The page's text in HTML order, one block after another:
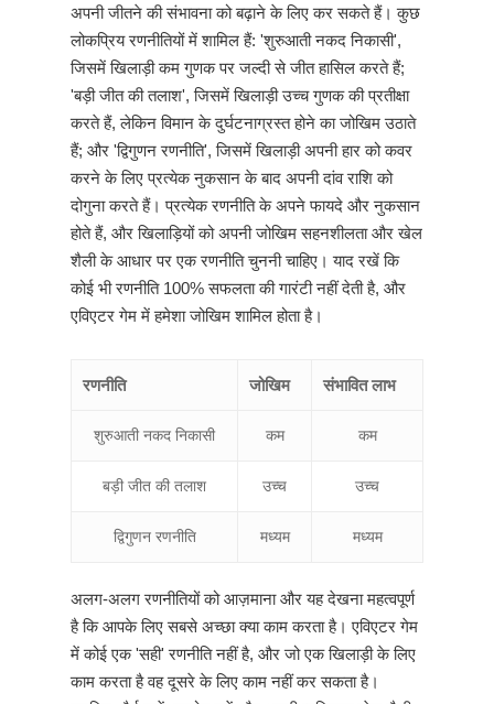
अपनी जीतने की संभावना को बढ़ाने के लिए कर सकते हैं। कुछ
लोकप्रिय रणनीतियों में शामिल हैं: 'शुरुआती नकद निकासी',
जिसमें खिलाड़ी कम गुणक पर जल्दी से जीत हासिल करते हैं;
'बड़ी जीत की तलाश', जिसमें खिलाड़ी उच्च गुणक की प्रतीक्षा
करते हैं, लेकिन विमान के दुर्घटनाग्रस्त होने का जोखिम उठाते
हैं; और 'द्विगुणन रणनीति', जिसमें खिलाड़ी अपनी हार को कवर
करने के लिए प्रत्येक नुकसान के बाद अपनी दांव राशि को
दोगुना करते हैं। प्रत्येक रणनीति के अपने फायदे और नुकसान
होते हैं, और खिलाड़ियों को अपनी जोखिम सहनशीलता और खेल
शैली के आधार पर एक रणनीति चुननी चाहिए। याद रखें कि
कोई भी रणनीति 100% सफलता की गारंटी नहीं देती है, और
एविएटर गेम में हमेशा जोखिम शामिल होता है।
रणनीति जोखिम संभावित लाभ
शुरुआती नकद निकासी कम कम
बड़ी जीत की तलाश उच्च उच्च
द्विगुणन रणनीति मध्यम मध्यम
अलग-अलग रणनीतियों को आज़माना और यह देखना महत्वपूर्ण
है कि आपके लिए सबसे अच्छा क्या काम करता है। एविएटर गेम
में कोई एक 'सही' रणनीति नहीं है, और जो एक खिलाड़ी के लिए
काम करता है वह दूसरे के लिए काम नहीं कर सकता है।